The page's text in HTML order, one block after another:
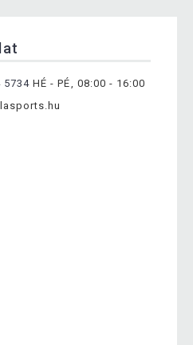
5734 HÉ - PÉ, 08:00 - 16:00